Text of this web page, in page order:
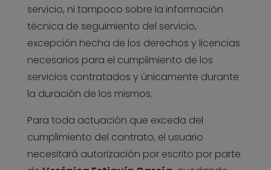
servicio, ni tampoco sobre la información
técnica de seguimiento del servicio,
excepción hecha de los derechos y licencias
necesarios para el cumplimiento de los
servicios contratados y únicamente durante
la duración de los mismos.
Para toda actuación que exceda del
cumplimiento del contrato, el usuario
necesitará autorización por escrito por parte